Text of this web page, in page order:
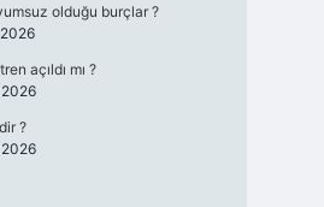
olduğu burçlar ?
açıldı mı ?
?